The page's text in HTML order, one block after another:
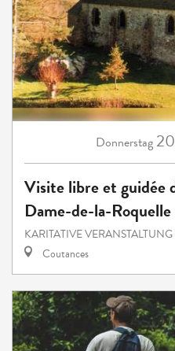
Donnerstag
Visite libre et guidée
Dame-de-la-Roquelle
KARITATIVE VERANSTALTUNG
Coutances